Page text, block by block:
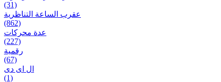
(31)
عقرب الساعة التناظرية
(862)
عدة محركات
(227)
رقمية
(67)
ال ای دی
(1)